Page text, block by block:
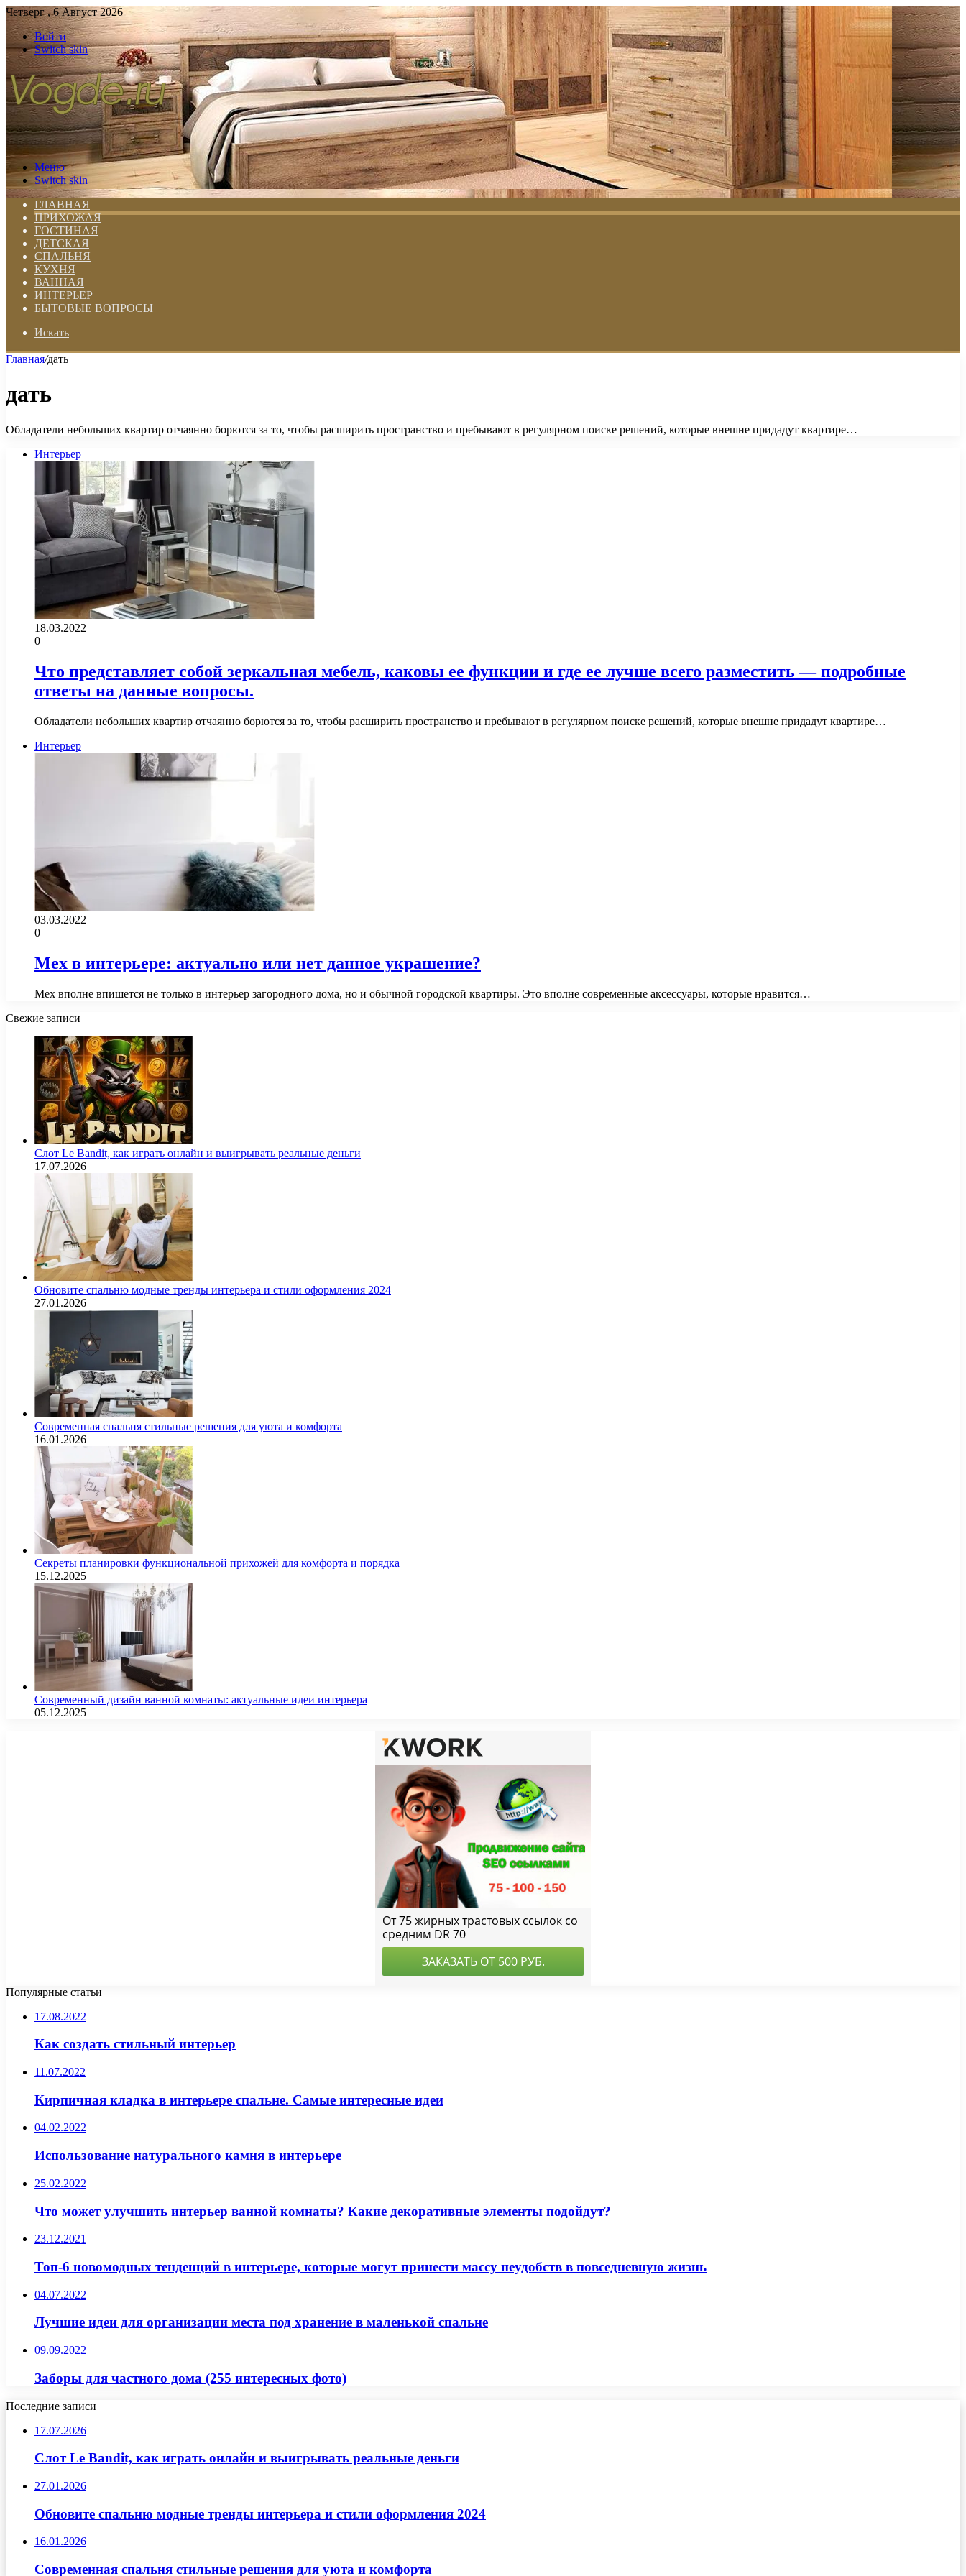
Четверг , 6 Август 2026
Войти
Switch skin
Меню
Switch skin
ГЛАВНАЯ
ПРИХОЖАЯ
ГОСТИНАЯ
ДЕТСКАЯ
СПАЛЬНЯ
КУХНЯ
ВАННАЯ
ИНТЕРЬЕР
БЫТОВЫЕ ВОПРОСЫ
Искать
Главная/дать
дать
Обладатели небольших квартир отчаянно борются за то, чтобы расширить пространство и пребывают в регулярном поиске решений, которые внешне придадут квартире…
Интерьер
18.03.2022
0
Что представляет собой зеркальная мебель, каковы ее функции и где ее лучше всего разместить — подробные
ответы на данные вопросы.
Обладатели небольших квартир отчаянно борются за то, чтобы расширить пространство и пребывают в регулярном поиске решений, которые внешне придадут квартире…
Интерьер
03.03.2022
0
Мех в интерьере: актуально или нет данное украшение?
Мех вполне впишется не только в интерьер загородного дома, но и обычной городской квартиры. Это вполне современные аксессуары, которые нравится…
Свежие записи
Слот Le Bandit, как играть онлайн и выигрывать реальные деньги
17.07.2026
Обновите спальню модные тренды интерьера и стили оформления 2024
27.01.2026
Современная спальня стильные решения для уюта и комфорта
16.01.2026
Секреты планировки функциональной прихожей для комфорта и порядка
15.12.2025
Современный дизайн ванной комнаты: актуальные идеи интерьера
05.12.2025
Популярные статьи
17.08.2022
Как создать стильный интерьер
11.07.2022
Кирпичная кладка в интерьере спальне. Самые интересные идеи
04.02.2022
Использование натурального камня в интерьере
25.02.2022
Что может улучшить интерьер ванной комнаты? Какие декоративные элементы подойдут?
23.12.2021
Топ-6 новомодных тенденций в интерьере, которые могут принести массу неудобств в повседневную жизнь
04.07.2022
Лучшие идеи для организации места под хранение в маленькой спальне
09.09.2022
Заборы для частного дома (255 интересных фото)
Последние записи
17.07.2026
Слот Le Bandit, как играть онлайн и выигрывать реальные деньги
27.01.2026
Обновите спальню модные тренды интерьера и стили оформления 2024
16.01.2026
Современная спальня стильные решения для уюта и комфорта